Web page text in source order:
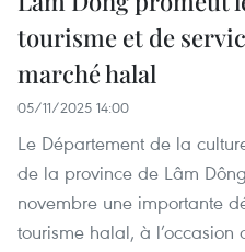
tourisme et de
marché halal
05/11/2025 14:00
Le Département de la
de la province de Lâm
novembre une importante
tourisme halal, à l’occasion